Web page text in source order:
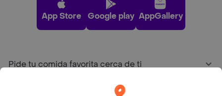
App Store Google play AppGallery
Pide tu comida favorita cerca de ti